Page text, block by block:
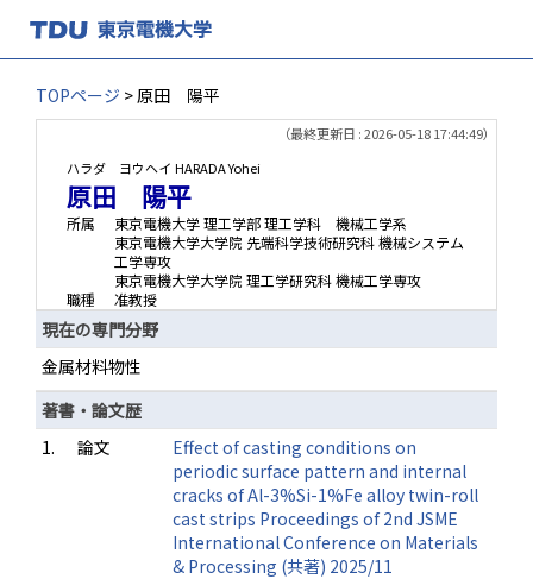
TOPページ > 原田 陽平
（最終更新日 : 2026-05-18 17:44:49）
ハラダ ヨウヘイ HARADA Yohei
原田 陽平
所属
東京電機大学 理工学部 理工学科 機械工学系
東京電機大学大学院 先端科学技術研究科 機械システム
工学専攻
東京電機大学大学院 理工学研究科 機械工学専攻
職種
准教授
現在の専門分野
金属材料物性
著書・論文歴
1.
論文
Effect of casting conditions on
periodic surface pattern and internal
cracks of Al-3%Si-1%Fe alloy twin-roll
cast strips Proceedings of 2nd JSME
International Conference on Materials
& Processing (共著) 2025/11